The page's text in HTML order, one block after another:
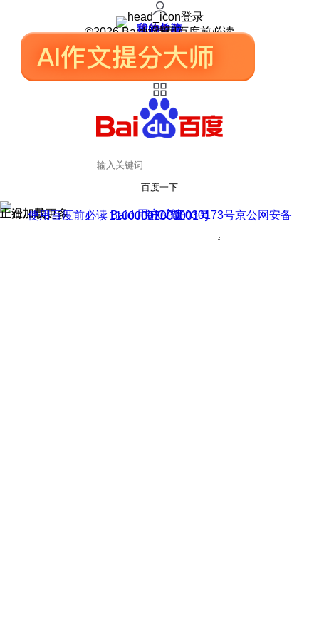
登录
我的关注
我的收藏
皮肤中心
用户反馈
设置
©2026 Baidu 使用百度前必读
百度一下
正在加载
上滑加载更多 用户反馈
使用百度前必读 Baidu 京ICP证030173号
京公网安备11000002000001号